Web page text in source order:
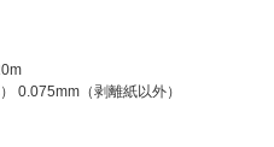
0.075mm（剥離紙以外）